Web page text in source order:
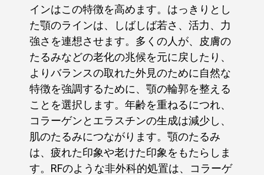
インはこの特徴を高めます。はっきりとし
た顎のラインは、しばしば若さ、活力、力
強さを連想させます。多くの人が、皮膚の
たるみなどの老化の兆候を元に戻したり、
よりバランスの取れた外見のために自然な
特徴を強調するために、顎の輪郭を整える
ことを選択します。年齢を重ねるにつれ、
コラーゲンとエラスチンの生成は減少し、
肌のたるみにつながります。顎のたるみ
は、疲れた印象や老けた印象をもたらしま
す。RFのような非外科的処置は、コラーゲ